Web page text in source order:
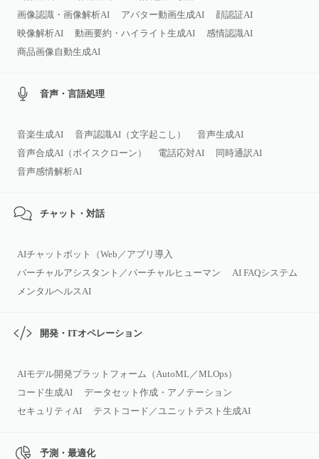
画像認識・画像解析AI
アバター動画生成AI
顔認証AI
映像解析AI
動画要約・ハイライト生成AI
感情認識AI
商品画像自動生成AI
音声・言語処理
音楽生成AI 音声認識AI（文字起こし）
音声生成AI
音声合成AI（ボイスクローン）
電話応対AI
同時通訳AI
音声感情解析AI
チャット・対話
AIチャットボット（Web／アプリ導入
バーチャルアシスタント／バーチャルヒューマン
AI FAQシステム
メンタルヘルスAI
開発・ITオペレーション
AIモデル開発プラットフォーム（AutoML／MLOps）
コード生成AI
データセット作成・アノテーション
セキュリティAI
テストコード／ユニットテスト生成AI
予測・最適化